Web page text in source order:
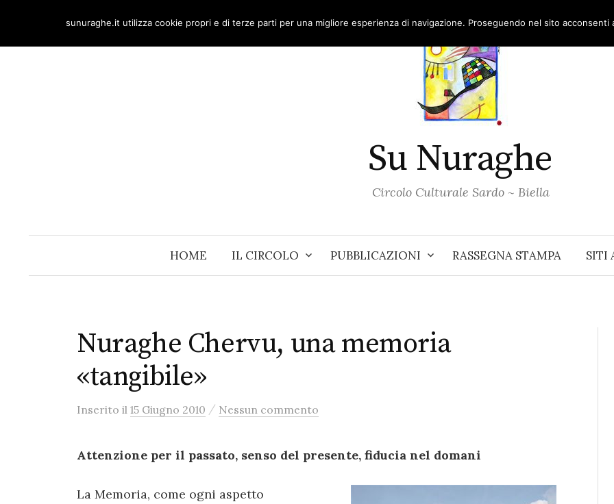
content
Su Nuraghe
Circolo Culturale Sardo ~ Biella
HOME IL CIRCOLO PUBBLICAZIONI RASSEGNA STAMPA SITI
Nuraghe Chervu, una memoria
«tangibile»
Inserito il 15 Giugno 2010 / Nessun commento
Attenzione per il passato, senso del presente, fiducia nel domani
La Memoria, come ogni aspetto
sunuraghe.it utilizza cookie propri e di terze parti per una migliore esperienza di navigazione. Proseguendo nel sito acconsenti